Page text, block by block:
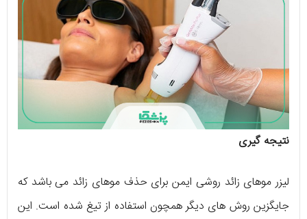
نتیجه ‌گیری
لیزر موهای زائد روشی ایمن برای حذف موهای زائد می ‌باشد که
جایگزین روش ‌های دیگر همچون استفاده از تیغ شده است. این